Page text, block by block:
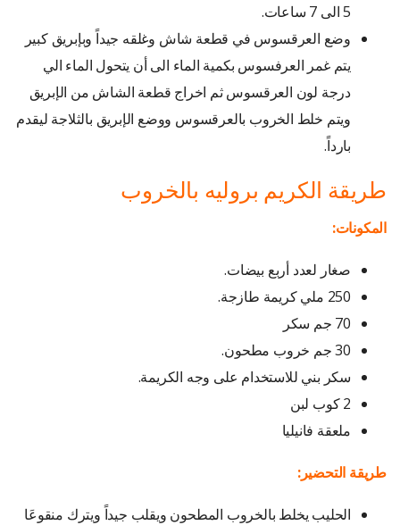
5 الى 7 ساعات.
وضع العرقسوس في قطعة شاش وغلقه جيداً وبإبريق كبير
يتم غمر العرفسوس بكمية الماء الى أن يتحول الماء الي
درجة لون العرقسوس ثم اخراج قطعة الشاش من الإبريق
ويتم خلط الخروب بالعرقسوس ووضع الإبريق بالثلاجة ليقدم
بارداً.
طريقة الكريم بروليه بالخروب
المكونات:
صغار لعدد أربع بيضات.
250 ملي كريمة طازجة.
70 جم سكر
30 جم خروب مطحون.
سكر بني للاستخدام على وجه الكريمة.
2 كوب لبن
ملعقة فانيليا
طريقة التحضير:
الحليب يخلط بالخروب المطحون ويقلب جيداً ويترك منقوعَا